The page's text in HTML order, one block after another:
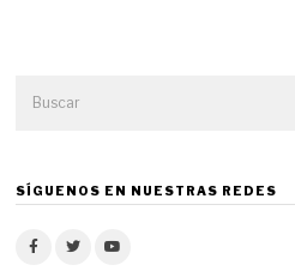
SÍGUENOS EN NUESTRAS REDES